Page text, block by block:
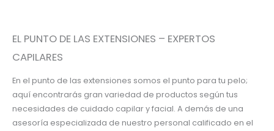
EL PUNTO DE LAS EXTENSIONES – EXPERTOS
CAPILARES
En el punto de las extensiones somos el punto para tu pelo;
aquí encontrarás gran variedad de productos según tus
necesidades de cuidado capilar y facial. A demás de una
asesoría especializada de nuestro personal calificado en el